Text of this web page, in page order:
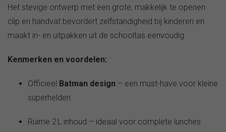
Het stevige ontwerp met een grote, makkelijk te openen
clip en handvat bevordert zelfstandigheid bij kinderen en
maakt in- en uitpakken uit de schooltas eenvoudig.
Kenmerken en voordelen:
Officieel Batman design – een must-have voor kleine
superhelden
Ruime 2 L inhoud – ideaal voor complete lunches